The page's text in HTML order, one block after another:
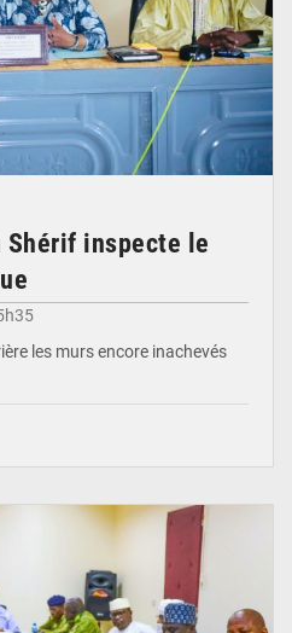
Shérif inspecte le
les murs encore inachevés